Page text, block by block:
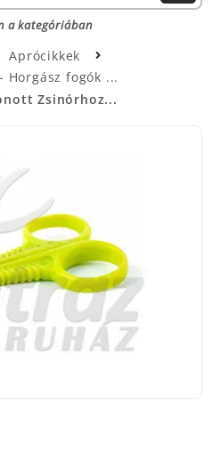
a kategóriában
Aprócikkek
Horgász fogók
Zsinórhoz...